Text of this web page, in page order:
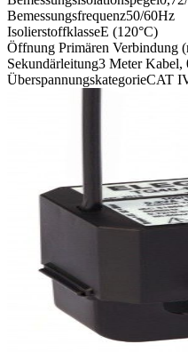
Bemessungsfrequenz50/60Hz
IsolierstoffklasseE (120°C)
Öffnung Primären Verbindung
Sekundärleitung3 Meter Kabel,
ÜberspannungskategorieCAT